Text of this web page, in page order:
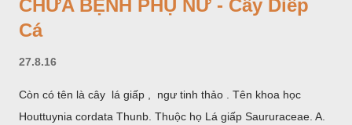
CHỮA BỆNH PHỤ NỮ - Cây Diếp
Cá
27.8.16
Còn có tên là cây lá giấp , ngư tinh thảo . Tên khoa học
Houttuynia cordata Thunb. Thuộc họ Lá giấp Saururaceae. A.